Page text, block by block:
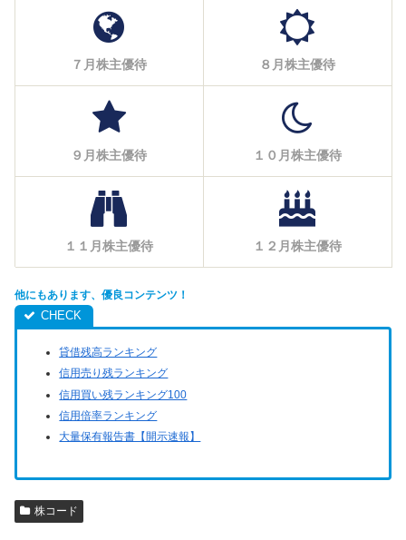
７月株主優待 ８月株主優待
９月株主優待 １０月株主優待
１１月株主優待 １２月株主優待
他にもあります、優良コンテンツ！
貸借残高ランキング
信用売り残ランキング
信用買い残ランキング100
信用倍率ランキング
大量保有報告書【開示速報】
株コード